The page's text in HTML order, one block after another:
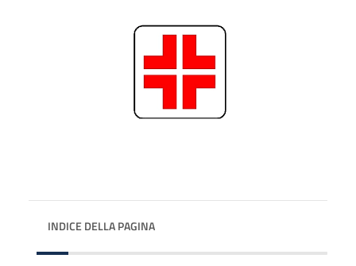
INDICE DELLA PAGINA